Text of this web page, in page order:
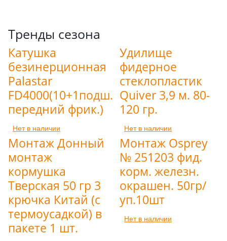
Тренды сезона
Катушка
безинерционная
Palastar
FD4000(10+1подш.
передний фрик.)
Нет в наличии
Удилище
фидерное
стеклопластик
Quiver 3,9 м. 80-
120 гр.
Нет в наличии
Монтаж Донный
монтаж
кормушка
Тверская 50 гр 3
крючка Китай (с
термоусадкой) в
пакете 1 шт.
Монтаж Osprey
№ 251203 фид.
корм. железн.
окрашен. 50гр/
уп.10шт
Нет в наличии